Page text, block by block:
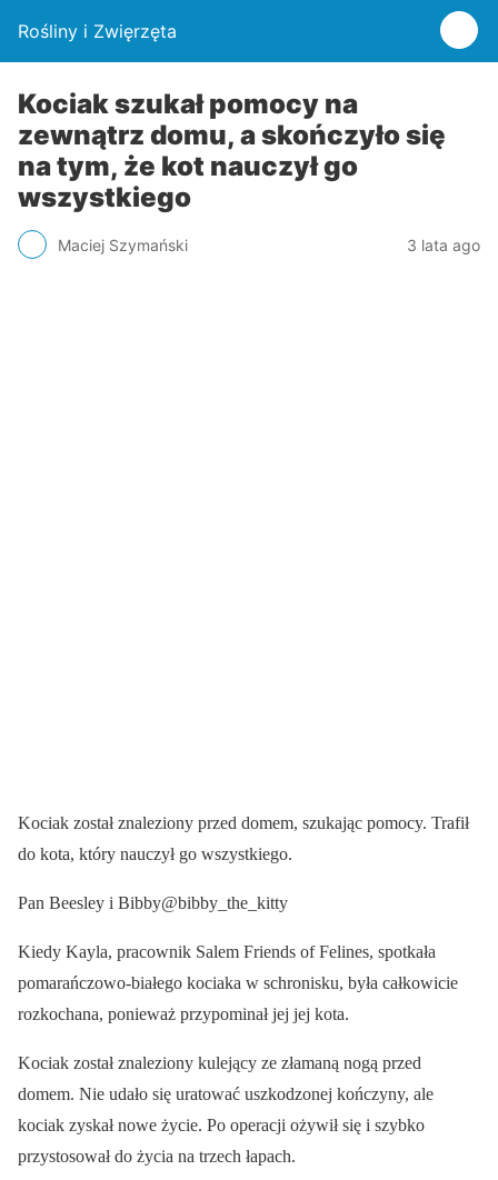
Rośliny i Zwięrzęta
Kociak szukał pomocy na
zewnątrz domu, a skończyło się
na tym, że kot nauczył go
wszystkiego
Maciej Szymański 3 lata ago
Kociak został znaleziony przed domem, szukając pomocy. Trafił
do kota, który nauczył go wszystkiego.
Pan Beesley i Bibby@bibby_the_kitty
Kiedy Kayla, pracownik Salem Friends of Felines, spotkała
pomarańczowo-białego kociaka w schronisku, była całkowicie
rozkochana, ponieważ przypominał jej jej kota.
Kociak został znaleziony kulejący ze złamaną nogą przed
domem. Nie udało się uratować uszkodzonej kończyny, ale
kociak zyskał nowe życie. Po operacji ożywił się i szybko
przystosował do życia na trzech łapach.